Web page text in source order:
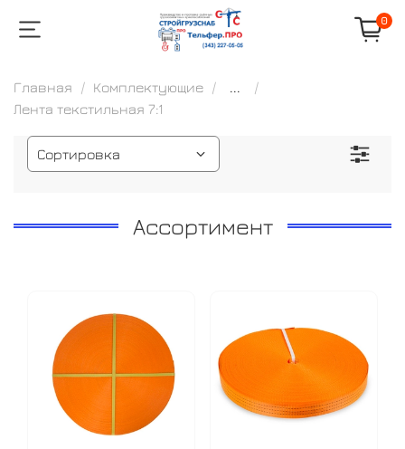
0
Главная Комплектующие
...
Лента текстильная 7:1
Ассортимент